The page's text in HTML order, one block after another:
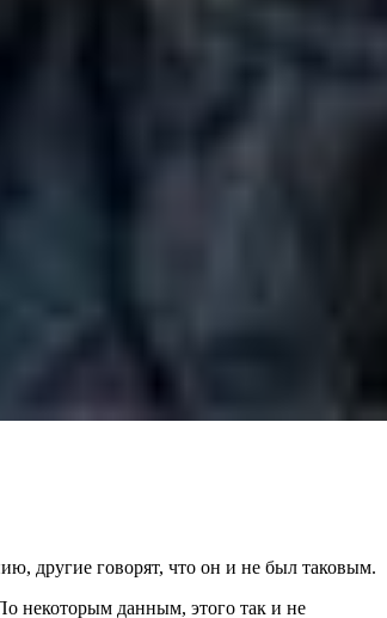
другие говорят, что он и не был таковым.
некоторым данным, этого так и не